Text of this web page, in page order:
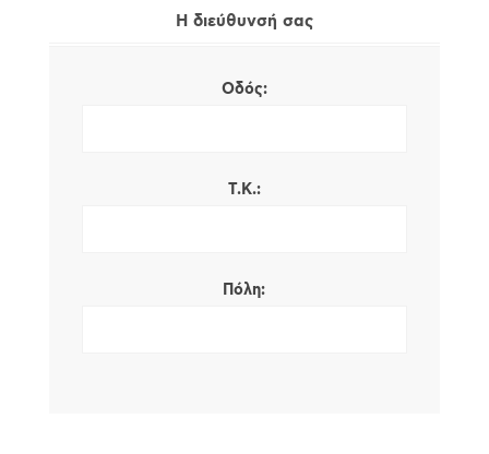
Η διεύθυνσή σας
Οδός:
Τ.Κ.:
Πόλη: